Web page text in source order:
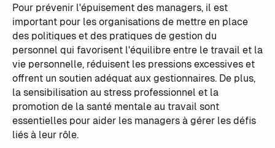
Pour prévenir l'épuisement des managers, il est
important pour les organisations de mettre en place
des politiques et des pratiques de gestion du
personnel qui favorisent l'équilibre entre le travail et la
vie personnelle, réduisent les pressions excessives et
offrent un soutien adéquat aux gestionnaires. De plus,
la sensibilisation au stress professionnel et la
promotion de la santé mentale au travail sont
essentielles pour aider les managers à gérer les défis
liés à leur rôle.